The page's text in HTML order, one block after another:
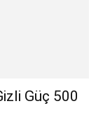
Güç 500